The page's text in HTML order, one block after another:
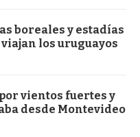
boreales y estadías
viajan los uruguayos
vientos fuertes y
desde Montevideo